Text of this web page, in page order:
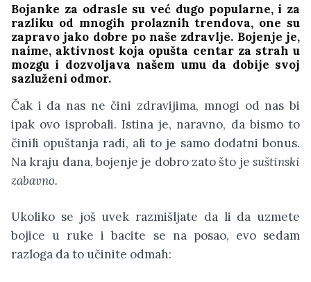
Bojanke za odrasle su već dugo popularne, i za
razliku od mnogih prolaznih trendova, one su
zapravo jako dobre po naše zdravlje. Bojenje je,
naime, aktivnost koja opušta centar za strah u
mozgu i dozvoljava našem umu da dobije svoj
sazluženi odmor.
Čak i da nas ne čini zdravijima, mnogi od nas bi
ipak ovo isprobali. Istina je, naravno, da bismo to
činili opuštanja radi, ali to je samo dodatni bonus.
Na kraju dana, bojenje je dobro zato što je suštinski
zabavno.
Ukoliko se još uvek razmišljate da li da uzmete
bojice u ruke i bacite se na posao, evo sedam
razloga da to učinite odmah: